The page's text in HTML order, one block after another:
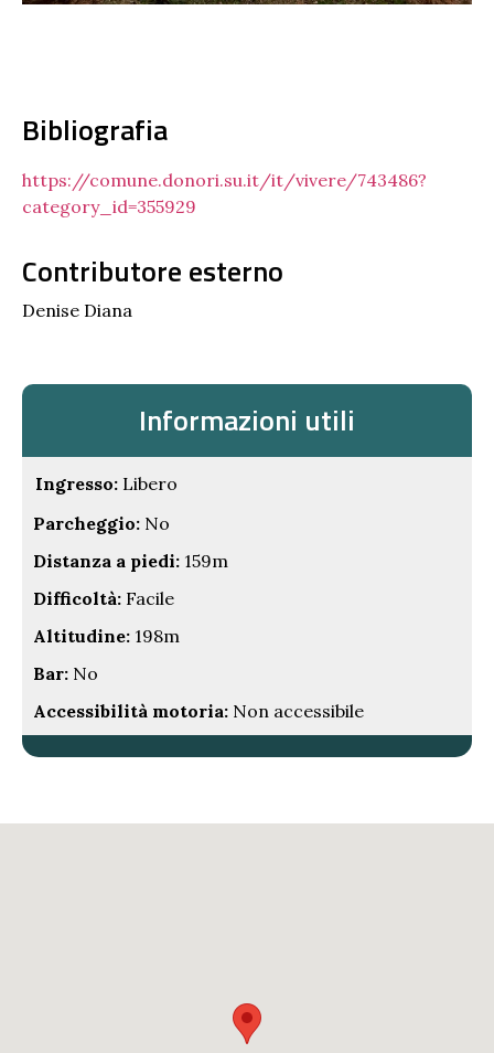
Bibliografia
https://comune.donori.su.it/it/vivere/743486?
category_id=355929
Contributore esterno
Denise Diana
Informazioni utili
Ingresso: Libero
Parcheggio: No
Distanza a piedi: 159m
Difficoltà: Facile
Altitudine: 198m
Bar: No
Accessibilità motoria: Non accessibile